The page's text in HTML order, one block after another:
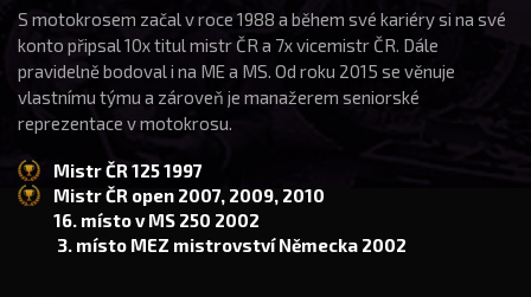
S motokrosem začal v roce 1988 a během své kariéry si na své
konto připsal 10x titul mistr ČR a 7x vicemistr ČR. Dále
pravidelně bodoval i na ME a MS. Od roku 2015 se věnuje
vlastnímu týmu a zároveň je manažerem seniorské
reprezentace v motokrosu.
Mistr ČR 125 1997
Mistr ČR open 2007, 2009, 2010
16. místo v MS 250 2002
3. místo MEZ mistrovství Německa 2002